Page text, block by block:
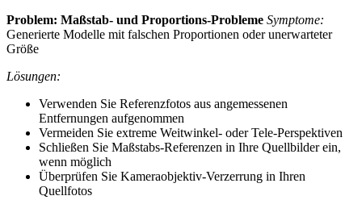
Problem: Maßstab- und Proportions-Probleme Symptome:
Generierte Modelle mit falschen Proportionen oder unerwarteter
Größe
Lösungen:
Verwenden Sie Referenzfotos aus angemessenen
Entfernungen aufgenommen
Vermeiden Sie extreme Weitwinkel- oder Tele-Perspektiven
Schließen Sie Maßstabs-Referenzen in Ihre Quellbilder ein,
wenn möglich
Überprüfen Sie Kameraobjektiv-Verzerrung in Ihren
Quellfotos